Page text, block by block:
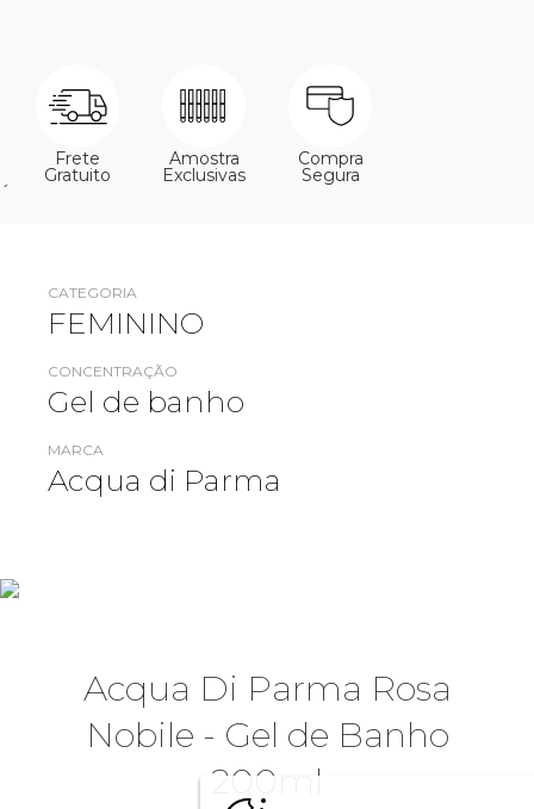
Frete
Gratuito
Amostra
Exclusivas
Compra
Segura
´
CATEGORIA
FEMININO
CONCENTRAÇÃO
Gel de banho
MARCA
Acqua di Parma
Acqua Di Parma Rosa
Nobile - Gel de Banho
200ml